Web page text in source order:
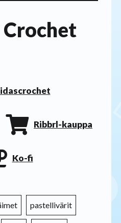
Ribbrl-kauppa
Ko-fi
pastellivärit